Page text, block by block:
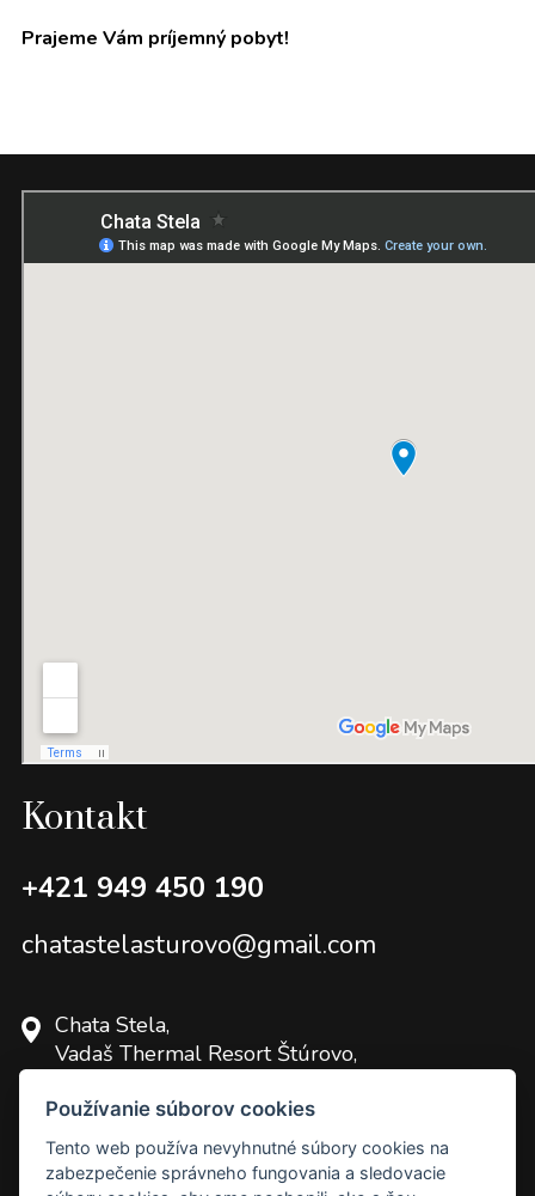
Prajeme Vám príjemný pobyt!
Kontakt
+421 949 450 190
chatastelasturovo@gmail.com
Chata Stela,
Vadaš Thermal Resort Štúrovo,
943 01 Štúrovo,
Používanie súborov cookies
Tento web používa nevyhnutné súbory cookies na
zabezpečenie správneho fungovania a sledovacie